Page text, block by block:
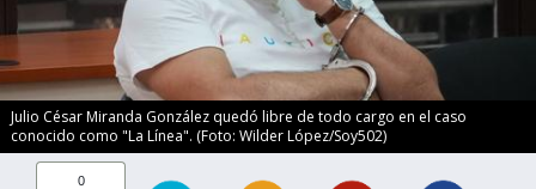
Julio César Miranda González quedó libre de todo cargo en el caso
conocido como "La Línea". (Foto: Wilder López/Soy502)
0